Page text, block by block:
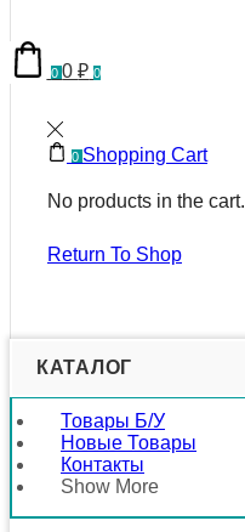
00₽ 0
0 Shopping Cart
No products in the cart.
Return To Shop
КАТАЛОГ
Товары Б/у
Новые Товары
Контакты
Show More